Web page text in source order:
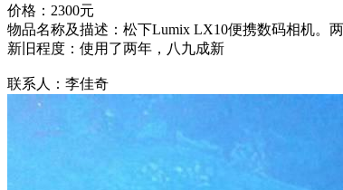
价格：2300元
物品名称及描述：松下Lumix LX10便携数码相机。
新旧程度：使用了两年，八九成新
联系人：李佳奇